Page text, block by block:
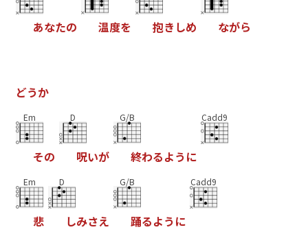
あなたの 温度を 抱き しめ ながら
どうか
Em
その
D
呪いが
G/B
終わるよう に
Cadd9
Em
悲
D
しみさえ
G/B
踊るよう に
Cadd9